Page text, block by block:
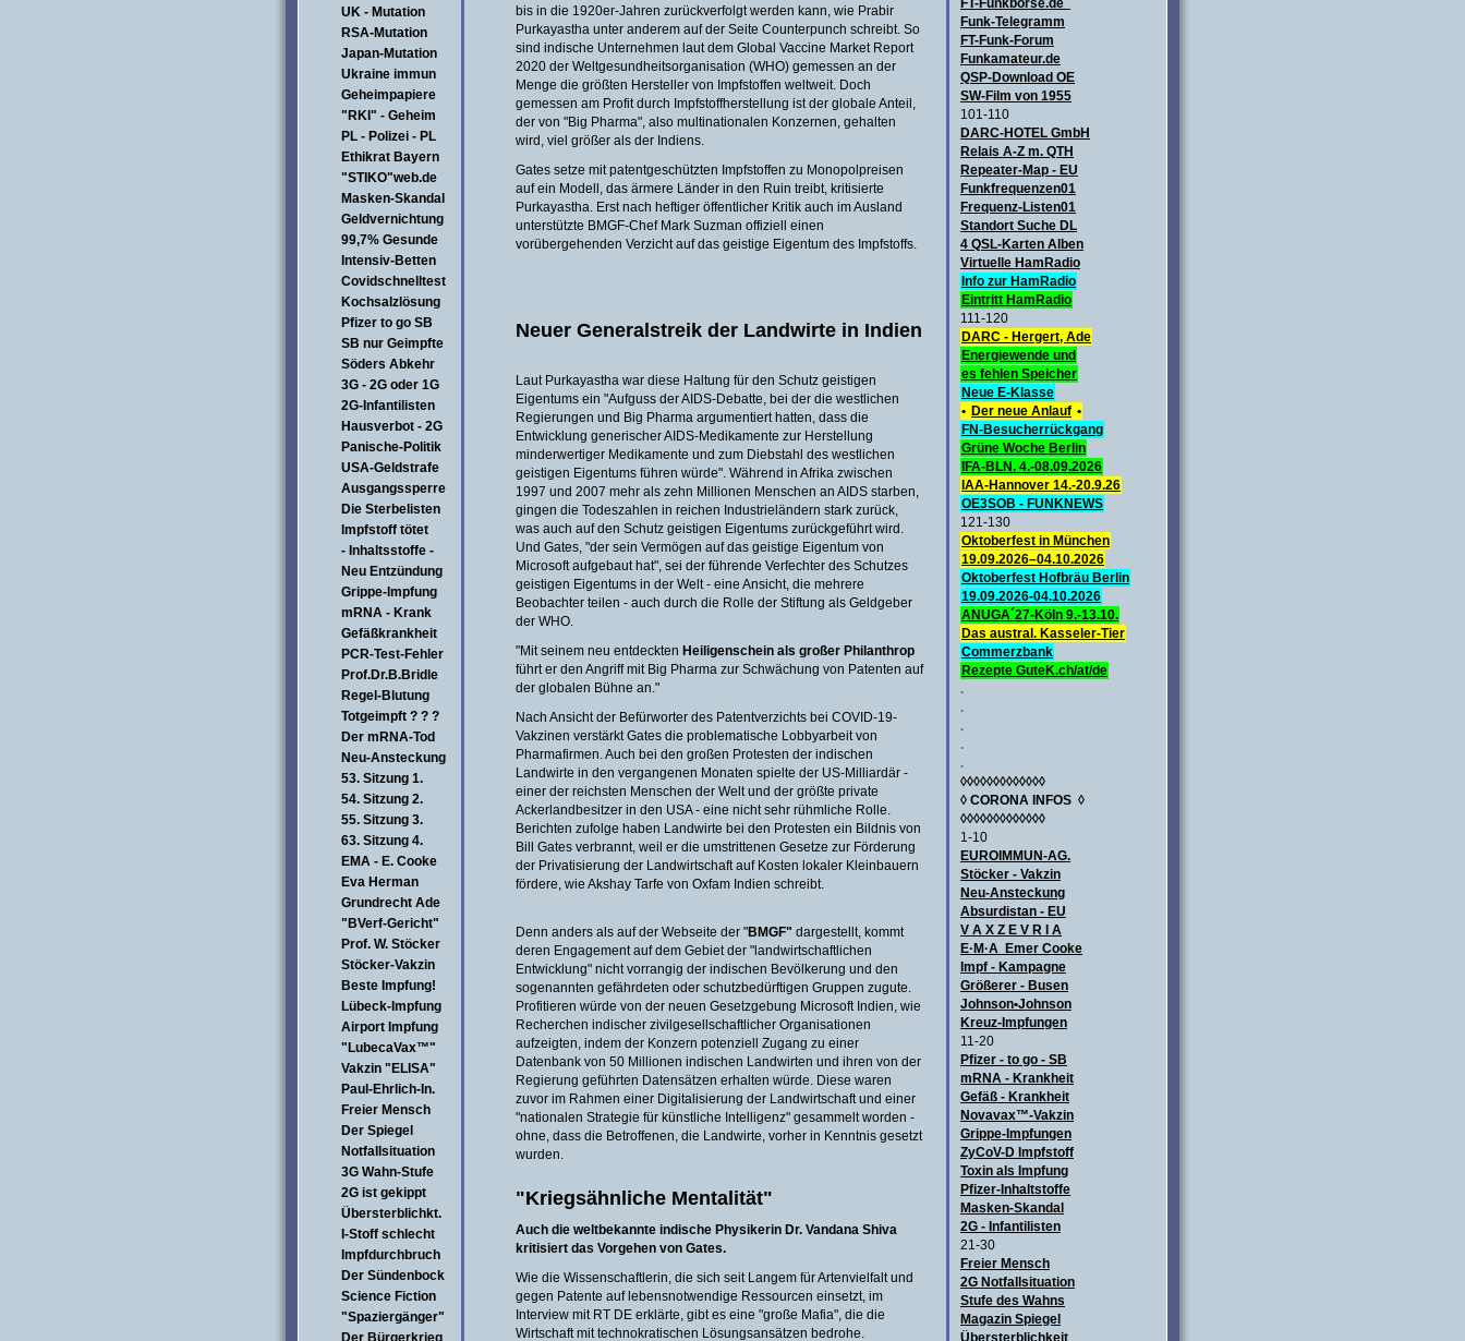
UK - Mutation
RSA-Mutation
Japan-Mutation
Ukraine immun
Geheimpapiere
"RKI" - Geheim
PL - Polizei - PL
Ethikrat Bayern
"STIKO"web.de
Masken-Skandal
Geldvernichtung
99,7% Gesunde
Intensiv-Betten
Covidschnelltest
Kochsalzlösung
Pfizer to go SB
SB nur Geimpfte
Söders Abkehr
3G - 2G oder 1G
2G-Infantilisten
Hausverbot - 2G
Panische-Politik
USA-Geldstrafe
Ausgangssperre
Die Sterbelisten
Impfstoff tötet
- Inhaltsstoffe -
Neu Entzündung
Grippe-Impfung
mRNA - Krank
Gefäßkrankheit
PCR-Test-Fehler
Prof.Dr.B.Bridle
Regel-Blutung
Totgeimpft ? ? ?
Der mRNA-Tod
Neu-Ansteckung
53. Sitzung 1.
54. Sitzung 2.
55. Sitzung 3.
63. Sitzung 4.
EMA - E. Cooke
Eva Herman
Grundrecht Ade
"BVerf-Gericht"
Prof. W. Stöcker
Stöcker-Vakzin
Beste Impfung!
Lübeck-Impfung
Airport Impfung
"LubecaVax™"
Vakzin "ELISA"
Paul-Ehrlich-In.
Freier Mensch
Der Spiegel
Notfallsituation
3G Wahn-Stufe
2G ist gekippt
Übersterblichkt.
I-Stoff schlecht
Impfdurchbruch
Der Sündenbock
Science Fiction
"Spaziergänger"
Der Bürgerkrieg
FT-Funkbörse.de
Funk-Telegramm
FT-Funk-Forum
Funkamateur.de
QSP-Download OE
SW-Film von 1955
101-110
DARC-HOTEL GmbH
Relais A-Z m. QTH
Repeater-Map - EU
Funkfrequenzen01
Frequenz-Listen01
Standort Suche DL
4 QSL-Karten Alben
Virtuelle HamRadio
Info zur HamRadio
Eintritt HamRadio
111-120
DARC - Hergert, Ade
Energiewende und
es fehlen Speicher
Neue E-Klasse
• Der neue Anlauf •
FN-Besucherrückgang
Grüne Woche Berlin
IFA-BLN. 4.-08.09.2026
IAA-Hannover 14.-20.9.26
OE3SOB - FUNKNEWS
121-130
Oktoberfest in München
19.09.2026–04.10.2026
Oktoberfest Hofbräu Berlin
19.09.2026-04.10.2026
ANUGA´27-Köln 9.-13.10.
Das austral. Kasseler-Tier
Commerzbank
Rezepte GuteK.ch/at/de
.
.
.
.
.
◊◊◊◊◊◊◊◊◊◊◊◊◊
◊ CORONA INFOS ◊
◊◊◊◊◊◊◊◊◊◊◊◊◊
1-10
EUROIMMUN-AG.
Stöcker - Vakzin
Neu-Ansteckung
Absurdistan - EU
V A X Z E V R I A
E·M·A Emer Cooke
Impf - Kampagne
Größerer - Busen
Johnson•Johnson
Kreuz-Impfungen
11-20
Pfizer - to go - SB
mRNA - Krankheit
Gefäß - Krankheit
Novavax™-Vakzin
Grippe-Impfungen
ZyCoV-D Impfstoff
Toxin als Impfung
Pfizer-Inhaltstoffe
Masken-Skandal
2G - Infantilisten
21-30
Freier Mensch
2G Notfallsituation
Stufe des Wahns
Magazin Spiegel
Übersterblichkeit
bis in die 1920er-Jahren zurückverfolgt werden kann, wie Prabir
Purkayastha unter anderem auf der Seite Counterpunch schreibt. So
sind indische Unternehmen laut dem Global Vaccine Market Report
2020 der Weltgesundheitsorganisation (WHO) gemessen an der
Menge die größten Hersteller von Impfstoffen weltweit. Doch
gemessen am Profit durch Impfstoffherstellung ist der globale Anteil,
der von "Big Pharma", also multinationalen Konzernen, gehalten
wird, viel größer als der Indiens.
Gates setze mit patentgeschützten Impfstoffen zu Monopolpreisen
auf ein Modell, das ärmere Länder in den Ruin treibt, kritisierte
Purkayastha. Erst nach heftiger öffentlicher Kritik auch im Ausland
unterstützte BMGF-Chef Mark Suzman offiziell einen
vorübergehenden Verzicht auf das geistige Eigentum des Impfstoffs.
Neuer Generalstreik der Landwirte in Indien
Laut Purkayastha war diese Haltung für den Schutz geistigen
Eigentums ein "Aufguss der AIDS-Debatte, bei der die westlichen
Regierungen und Big Pharma argumentiert hatten, dass die
Entwicklung generischer AIDS-Medikamente zur Herstellung
minderwertiger Medikamente und zum Diebstahl des westlichen
geistigen Eigentums führen würde". Während in Afrika zwischen
1997 und 2007 mehr als zehn Millionen Menschen an AIDS starben,
gingen die Todeszahlen in reichen Industrieländern stark zurück,
was auch auf den Schutz geistigen Eigentums zurückgeführt wird.
Und Gates, "der sein Vermögen auf das geistige Eigentum von
Microsoft aufgebaut hat", sei der führende Verfechter des Schutzes
geistigen Eigentums in der Welt - eine Ansicht, die mehrere
Beobachter teilen - auch durch die Rolle der Stiftung als Geldgeber
der WHO.
"Mit seinem neu entdeckten Heiligenschein als großer Philanthrop
führt er den Angriff mit Big Pharma zur Schwächung von Patenten auf
der globalen Bühne an."
Nach Ansicht der Befürworter des Patentverzichts bei COVID-19-
Vakzinen verstärkt Gates die problematische Lobbyarbeit von
Pharmafirmen. Auch bei den großen Protesten der indischen
Landwirte in den vergangenen Monaten spielte der US-Milliardär -
einer der reichsten Menschen der Welt und der größte private
Ackerlandbesitzer in den USA - eine nicht sehr rühmliche Rolle.
Berichten zufolge haben Landwirte bei den Protesten ein Bildnis von
Bill Gates verbrannt, weil er die umstrittenen Gesetze zur Förderung
der Privatisierung der Landwirtschaft auf Kosten lokaler Kleinbauern
fördere, wie Akshay Tarfe von Oxfam Indien schreibt.
Denn anders als auf der Webseite der "BMGF" dargestellt, kommt
deren Engagement auf dem Gebiet der "landwirtschaftlichen
Entwicklung" nicht vorrangig der indischen Bevölkerung und den
sogenannten gefährdeten oder schutzbedürftigen Gruppen zugute.
Profitieren würde von der neuen Gesetzgebung Microsoft Indien, wie
Recherchen indischer zivilgesellschaftlicher Organisationen
aufzeigten, indem der Konzern potenziell Zugang zu einer
Datenbank von 50 Millionen indischen Landwirten und ihren von der
Regierung geführten Datensätzen erhalten würde. Diese waren
zuvor im Rahmen einer Digitalisierung der Landwirtschaft und einer
"nationalen Strategie für künstliche Intelligenz" gesammelt worden -
ohne, dass die Betroffenen, die Landwirte, vorher in Kenntnis gesetzt
wurden.
"Kriegsähnliche Mentalität"
Auch die weltbekannte indische Physikerin Dr. Vandana Shiva
kritisiert das Vorgehen von Gates.
Wie die Wissenschaftlerin, die sich seit Langem für Artenvielfalt und
gegen Patente auf lebensnotwendige Ressourcen einsetzt, im
Interview mit RT DE erklärte, gibt es eine "große Mafia", die die
Wirtschaft mit technokratischen Lösungsansätzen bedrohe.